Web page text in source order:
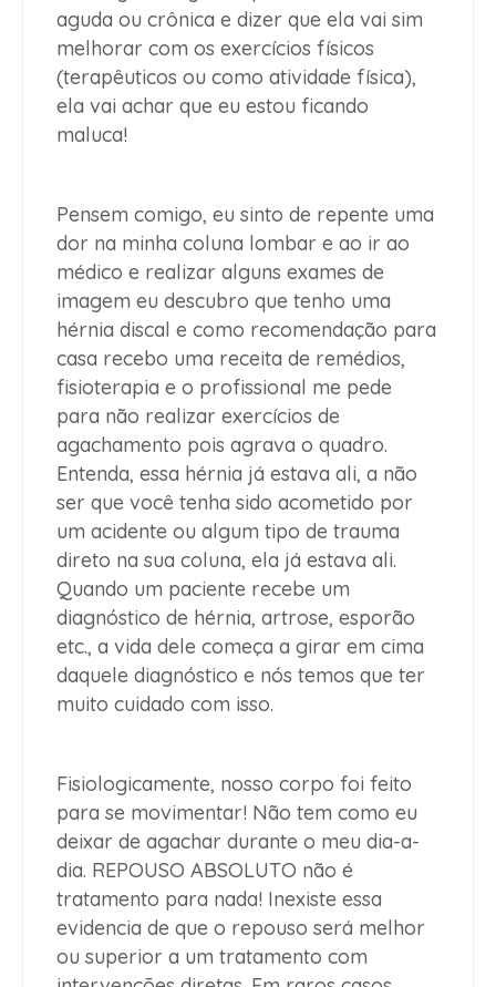
aguda ou crônica e dizer que ela vai sim
melhorar com os exercícios físicos
(terapêuticos ou como atividade física),
ela vai achar que eu estou ficando
maluca!
Pensem comigo, eu sinto de repente uma
dor na minha coluna lombar e ao ir ao
médico e realizar alguns exames de
imagem eu descubro que tenho uma
hérnia discal e como recomendação para
casa recebo uma receita de remédios,
fisioterapia e o profissional me pede
para não realizar exercícios de
agachamento pois agrava o quadro.
Entenda, essa hérnia já estava ali, a não
ser que você tenha sido acometido por
um acidente ou algum tipo de trauma
direto na sua coluna, ela já estava ali.
Quando um paciente recebe um
diagnóstico de hérnia, artrose, esporão
etc., a vida dele começa a girar em cima
daquele diagnóstico e nós temos que ter
muito cuidado com isso.
Fisiologicamente, nosso corpo foi feito
para se movimentar! Não tem como eu
deixar de agachar durante o meu dia-a-
dia. REPOUSO ABSOLUTO não é
tratamento para nada! Inexiste essa
evidencia de que o repouso será melhor
ou superior a um tratamento com